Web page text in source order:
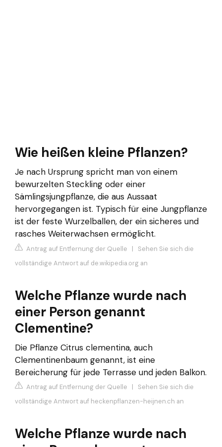
Wie heißen kleine Pflanzen?
Je nach Ursprung spricht man von einem
bewurzelten Steckling oder einer
Sämlingsjungpflanze, die aus Aussaat
hervorgegangen ist. Typisch für eine Jungpflanze
ist der feste Wurzelballen, der ein sicheres und
rasches Weiterwachsen ermöglicht.
Antrag auf Entfernung der Quelle | Sehen Sie sich die
vollständige Antwort auf de.wikipedia.org an
Welche Pflanze wurde nach
einer Person genannt
Clementine?
Die Pflanze Citrus clementina, auch
Clementinenbaum genannt, ist eine
Bereicherung für jede Terrasse und jeden Balkon.
Antrag auf Entfernung der Quelle | Sehen Sie sich die
vollständige Antwort auf heckenpflanzen-heijnen.ch an
Welche Pflanze wurde nach